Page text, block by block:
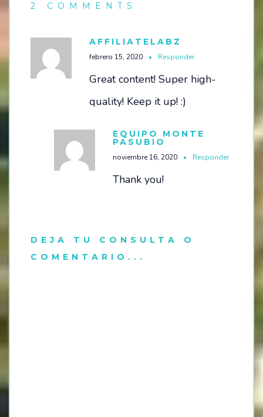
2 COMMENTS
AFFILIATELABZ
febrero 15, 2020 Responder
Great content! Super high-
quality! Keep it up! :)
EQUIPO MONTE
PASUBIO
noviembre 16, 2020 Responder
Thank you!
DEJA TU CONSULTA O
COMENTARIO...